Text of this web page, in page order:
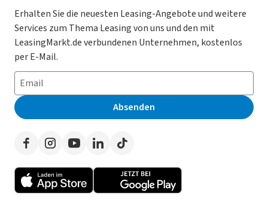
Kooperation mit AutoScout24
AGB
Datenschutz
Impressum
Erklärung zur Barrierefreiheit
Presse
Magazin
Datenschutz-Einstellungen
So funktioniert’s
Häufig gestellte Fragen
Leasing-Lexikon
Auto-Tests
Werben auf LeasingMarkt.de
Gebrauchtwagen Leasing
Leasing ohne Anzahlung
E-Auto Leasing
Privatleasing
Leasing-Vergleiche
Herstellerverzeichnis
Händlerverzeichnis
Erhalten Sie die neuesten Leasing-Angebote und weitere
Services zum Thema Leasing von uns und den mit
LeasingMarkt.de verbundenen Unternehmen, kostenlos
per E-Mail.
Absenden